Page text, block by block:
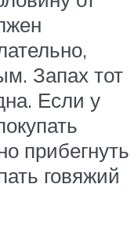
Запах тот
Если у
прибегнуть
говяжий